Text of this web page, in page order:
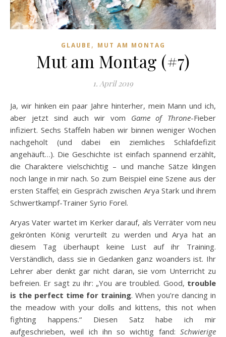
GLAUBE , MUT AM MONTAG
Mut am Montag (#7)
1. April 2019
Ja, wir hinken ein paar Jahre hinterher, mein Mann und ich,
aber jetzt sind auch wir vom Game of Throne-Fieber
infiziert. Sechs Staffeln haben wir binnen weniger Wochen
nachgeholt (und dabei ein ziemliches Schlafdefizit
angehäuft…). Die Geschichte ist einfach spannend erzählt,
die Charaktere vielschichtig – und manche Sätze klingen
noch lange in mir nach. So zum Beispiel eine Szene aus der
ersten Staffel; ein Gespräch zwischen Arya Stark und ihrem
Schwertkampf-Trainer Syrio Forel.
Aryas Vater wartet im Kerker darauf, als Verräter vom neu
gekrönten König verurteilt zu werden und Arya hat an
diesem Tag überhaupt keine Lust auf ihr Training.
Verständlich, dass sie in Gedanken ganz woanders ist. Ihr
Lehrer aber denkt gar nicht daran, sie vom Unterricht zu
befreien. Er sagt zu ihr: „You are troubled. Good, trouble
is the perfect time for training. When you’re dancing in
the meadow with your dolls and kittens, this not when
fighting happens.“ Diesen Satz habe ich mir
aufgeschrieben, weil ich ihn so wichtig fand: Schwierige